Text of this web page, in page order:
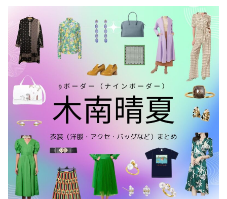
・木南晴夏
・今田美桜
・清原果耶
・菜々緒
・
森七菜
・吉川愛
・見上愛
・出口夏希
・田辺桃子
・ 滝沢カレン
・
トリンドル玲奈